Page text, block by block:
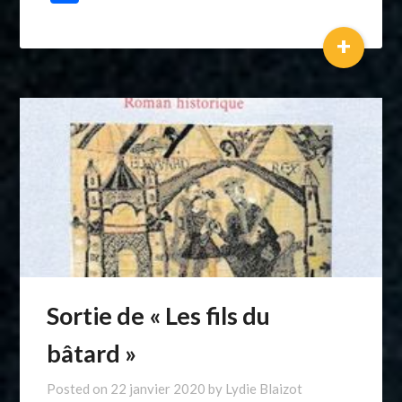
+
Sortie de « Les fils du
bâtard »
Posted on 22 janvier 2020 by Lydie Blaizot